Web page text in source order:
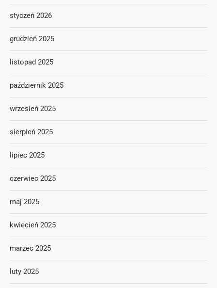
styczeń 2026
grudzień 2025
listopad 2025
październik 2025
wrzesień 2025
sierpień 2025
lipiec 2025
czerwiec 2025
maj 2025
kwiecień 2025
marzec 2025
luty 2025